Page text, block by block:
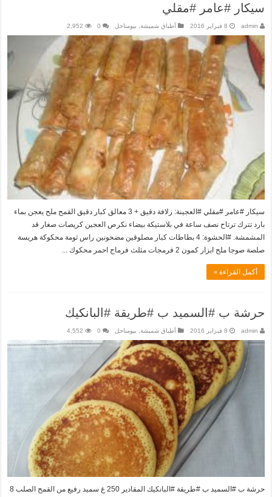
سيكار #عامر #مقلي
admin 8 فبراير 2016 أطباق شميشة بيومناحل 0
2,952
سيكار #عامر #مقلي #العجينة: زلافة دقيق + 3 معالق كبار دقيق القمح ملح يعجن بماء
بارد تترك ترتاح نصف ساعة في بلاستيكة بيضاء نكرص العجين كريصات صغار قد
المشمشة. #الحشوة: 4 بطاطات كبار مصلوقين مضحونين راس ثومة محكوكة هريسة
صلصة صوجا ملح ابزار كمون 2 فرمجات مثلث فرماج احمر محكوك ...
أكمل القراءة »
حرشة ب #السميد ب #طريقة #البانكيك
admin 8 فبراير 2016 أطباق شميشة بيومناحل 0
4,552
حرشة ب #السميد ب #طريقة #البانكيك المقادير 250 غ سميد رفيع من القمح الصلب 8